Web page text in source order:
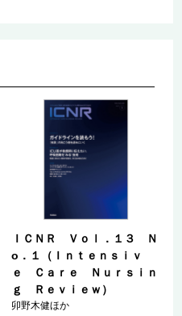
ＩＣＮＲ Ｖｏｌ．１３ Ｎ
о．１（Ｉｎｔｅｎｓｉｖ
ｅ Ｃａｒｅ Ｎｕｒｓｉｎ
ｇ Ｒｅｖｉｅｗ）
卯野木健ほか